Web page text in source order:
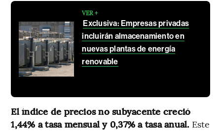
VER +
Exclusiva: Empresas privadas
incluirán almacenamiento en
nuevas plantas de energía
renovable
El índice de precios no subyacente creció
1,44% a tasa mensual y 0,37% a tasa anual. Este